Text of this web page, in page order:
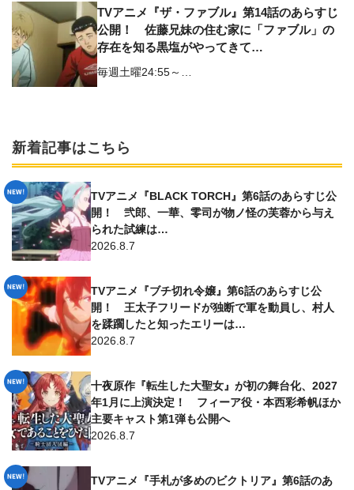
TVアニメ『ザ・ファブル』第14話のあらすじ
公開！ 佐藤兄妹の住む家に「ファブル」の
存在を知る黒塩がやってきて…
毎週土曜24:55～…
新着記事はこちら
TVアニメ『BLACK TORCH』第6話のあらすじ公
開！ 弐郎、一華、零司が物ノ怪の芙蓉から与え
られた試練は…
2026.8.7
TVアニメ『ブチ切れ令嬢』第6話のあらすじ公
開！ 王太子フリードが独断で軍を動員し、村人
を蹂躙したと知ったエリーは…
2026.8.7
十夜原作『転生した大聖女』が初の舞台化、2027
年1月に上演決定！ フィーア役・本西彩希帆ほか
主要キャスト第1弾も公開へ
2026.8.7
TVアニメ『手札が多めのビクトリア』第6話のあ